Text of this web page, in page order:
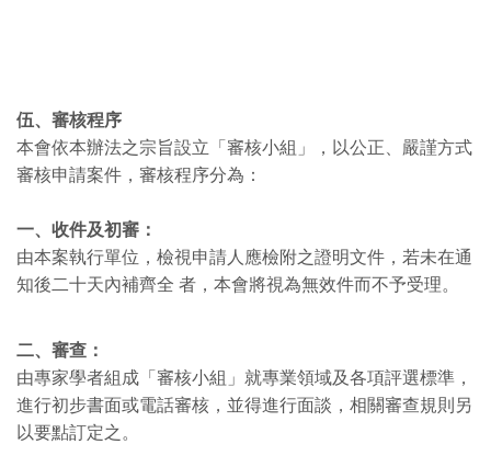
伍、審核程序
本會依本辦法之宗旨設立「審核小組」，以公正、嚴謹方式
審核申請案件，審核程序分為：
一、收件及初審：
由本案執行單位，檢視申請人應檢附之證明文件，若未在通
知後二十天內補齊全 者，本會將視為無效件而不予受理。
二、審查：
由專家學者組成「審核小組」就專業領域及各項評選標準，
進行初步書面或電話審核，並得進行面談，相關審查規則另
以要點訂定之。